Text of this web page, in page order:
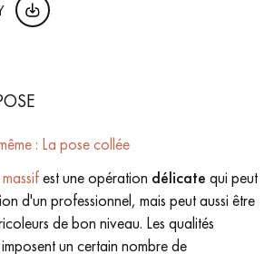
: La pose collée
est une opération délicate qui peut
d'un professionnel, mais peut aussi être
de bon niveau. Les qualités
un certain nombre de